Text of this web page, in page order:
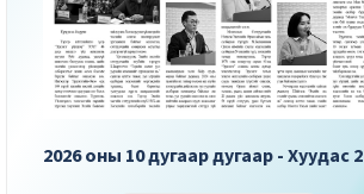
2026 оны 10 дугаар дугаар - Хуудас 3